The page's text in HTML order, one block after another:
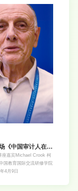
《中国审计人在联
座嘉宾Michael Crook 柯
国教育国际交流研修学院
4月9日